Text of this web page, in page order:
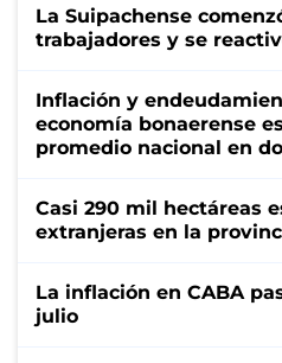
La Suipachense
trabajadores y se
Inflación y
economía bonaerense
promedio nacional en
Casi 290 mil hectáreas
extranjeras en la
La inflación en CABA
julio